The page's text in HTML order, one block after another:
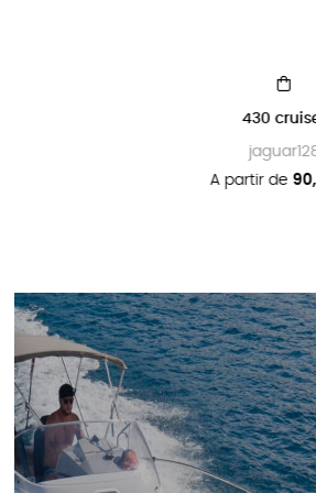
430 cruiser
jaguar128
A partir de90,00 €